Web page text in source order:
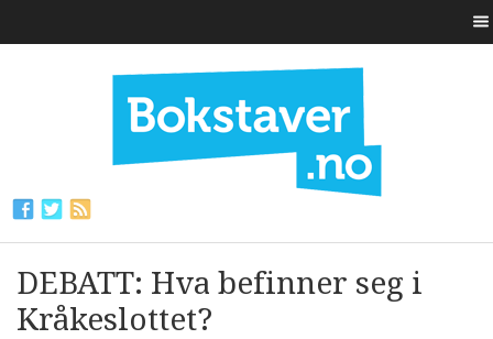
DEBATT: Hva befinner seg i
Kråkeslottet?